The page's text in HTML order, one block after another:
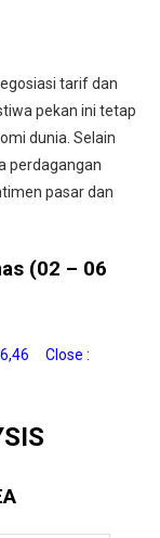
tarif dan
pekan ini tetap
dunia. Selain
perdagangan
pasar dan
(02 – 06
Close :